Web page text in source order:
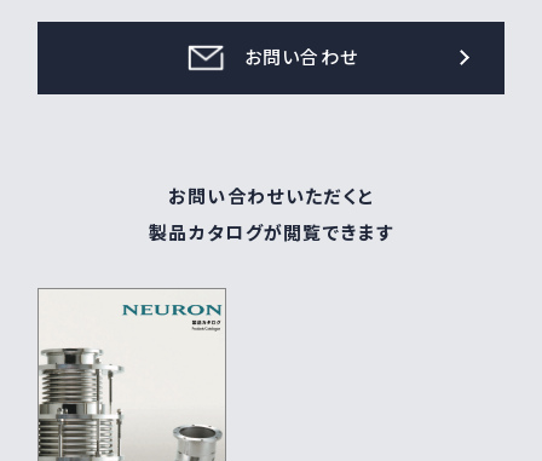
お問い合わせ
お問い合わせいただくと
製品カタログが閲覧できます